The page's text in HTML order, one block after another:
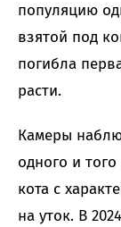
популяцию
взятой под
погибла
расти.
Камеры
одного и
кота с
на уток. В